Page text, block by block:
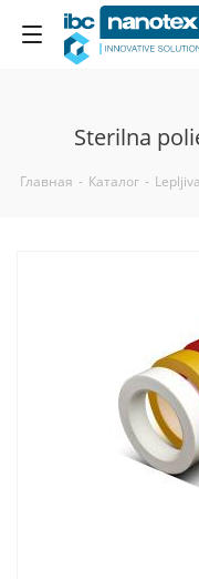
Sterilna
Главная - Каталог -